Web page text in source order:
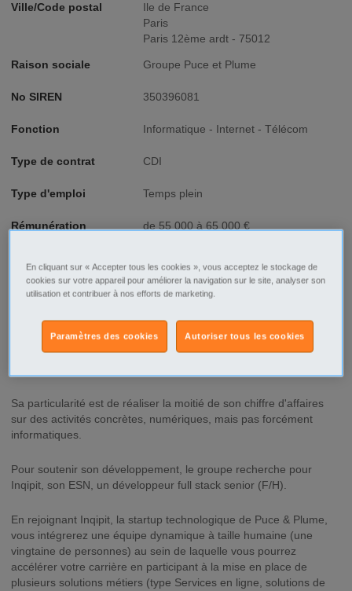
Ville/Code postal
Ile de France
Paris
Paris 12ème ardt - 75012
Raison sociale Groupe Puce et Plume
No SIREN 350396081
Fonction Informatique - Internet - Télécom
Type de contrat CDI
Type d'emploi Temps plein
Rémunération de 55 000 à 65 000 €
Description
digitale de la donnée métier des entreprises depuis 33 ans. Le
groupe compte près de 150 collaborateurs répartis sur plusieurs
sites en France et réalise un chiffre d'affaires de plus de 10M€
Sa particularité est de réaliser la moitié de son chiffre d'affaires
sur des activités concrètes, numériques, mais pas forcément
informatiques.
Pour soutenir son développement, le groupe recherche pour
Inqipit, son ESN, un développeur full stack senior (F/H).
En rejoignant Inqipit, la startup technologique de Puce & Plume,
vous intégrerez une équipe dynamique à taille humaine (une
vingtaine de personnes) au sein de laquelle vous pourrez
accélérer votre carrière en participant à la mise en place de
plusieurs solutions métiers (type Services en ligne, solutions de
En cliquant sur « Accepter tous les cookies », vous acceptez le stockage de
cookies sur votre appareil pour améliorer la navigation sur le site, analyser son
utilisation et contribuer à nos efforts de marketing.
Autoriser tous les cookies
Paramètres des cookies